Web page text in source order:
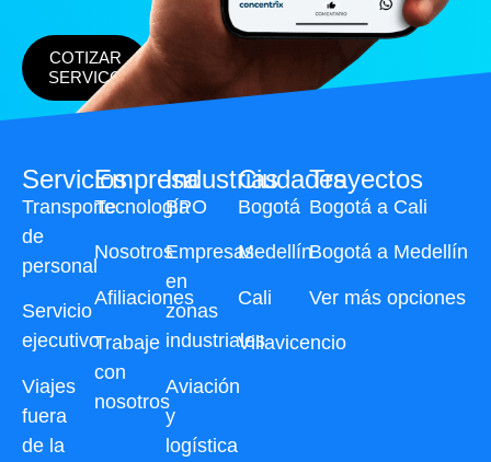
COTIZAR
SERVICO
Servicios
Transporte
de
personal
Servicio
ejecutivo
Viajes
fuera
de la
Industrias
BPO
Empresas
en
zonas
industriales
Aviación
y
logística
Ciudades
Bogotá
Medellín
Cali
Villavicencio
Trayectos
Bogotá a Cali
Bogotá a Medellín
Ver más opciones
Empresa
Tecnología
Nosotros
Afiliaciones
Trabaje
con
nosotros